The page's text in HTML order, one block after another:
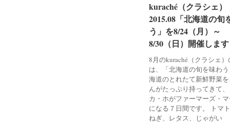
kuraché（クラシェ）
2015.08「北海道の旬
う」を8/24（月）～
8/30（日）開催します
8月のkuraché（クラシェ
は、「北海道の旬を味わ
海道のとれたて新鮮野菜
んがたっぷり持ってきて
カ・ホがファーマーズ・
になる７日間です。 トマ
ねぎ、レタス、じゃがい